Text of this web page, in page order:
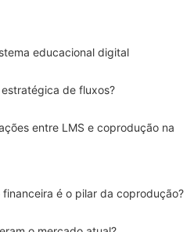
educacional digital
de fluxos?
entre LMS e coprodução na
é o pilar da coprodução?